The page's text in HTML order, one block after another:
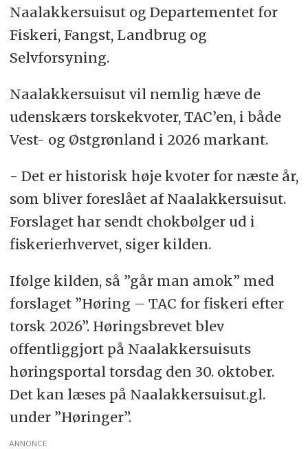
Naalakkersuisut og Departementet for
Fiskeri, Fangst, Landbrug og
Selvforsyning.
Naalakkersuisut vil nemlig hæve de
udenskærs torskekvoter, TAC’en, i både
Vest- og Østgrønland i 2026 markant.
- Det er historisk høje kvoter for næste år,
som bliver foreslået af Naalakkersuisut.
Forslaget har sendt chokbølger ud i
fiskerierhvervet, siger kilden.
Ifølge kilden, så ”går man amok” med
forslaget ”Høring – TAC for fiskeri efter
torsk 2026”. Høringsbrevet blev
offentliggjort på Naalakkersuisuts
høringsportal torsdag den 30. oktober.
Det kan læses på Naalakkersuisut.gl.
under ”Høringer”.
ANNONCE